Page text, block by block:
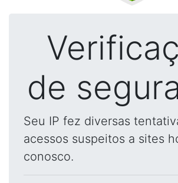
de
Seu IP fez diversas
acessos suspeitos a sites
conosco.